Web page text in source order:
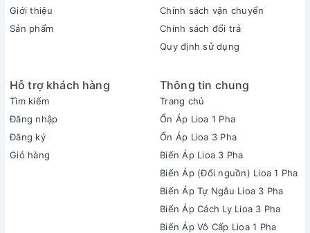
Giới thiệu
Sản phẩm
Chính sách vận chuyển
Chính sách đổi trả
Quy định sử dụng
Hỗ trợ khách hàng
Tìm kiếm
Đăng nhập
Đăng ký
Giỏ hàng
Thông tin chung
Trang chủ
Ổn Áp Lioa 1 Pha
Ổn Áp Lioa 3 Pha
Biến Áp Lioa 3 Pha
Biến Áp (Đổi nguồn) Lioa 1 Pha
Biến Áp Tự Ngẫu Lioa 3 Pha
Biến Áp Cách Ly Lioa 3 Pha
Biến Áp Vô Cấp Lioa 1 Pha